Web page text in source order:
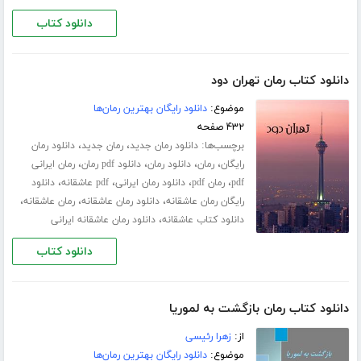
دانلود کتاب
دانلود کتاب رمان تهران دود
موضوع:دانلود رایگان بهترین رمان‌ها
۴۳۲ صفحه
برچسب‌ها:دانلود رمان جدید،رمان جدید،دانلود رمان
رایگان،رمان،دانلود رمان،دانلود pdf رمان ،رمان ایرانی
pdf،رمان pdf ،دانلود رمان ایرانی،pdf عاشقانه ،دانلود
رایگان رمان عاشقانه،دانلود رمان عاشقانه،رمان عاشقانه،
دانلود کتاب عاشقانه،دانلود رمان عاشقانه ایرانی
دانلود کتاب
دانلود کتاب رمان بازگشت به لموریا
از:زهرا رئیسی
موضوع:دانلود رایگان بهترین رمان‌ها